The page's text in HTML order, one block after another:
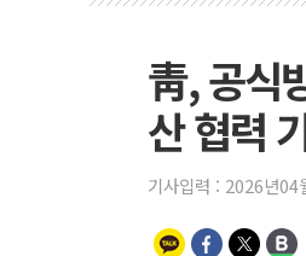
靑, 공식
산 협력
기사입력 : 2026년04